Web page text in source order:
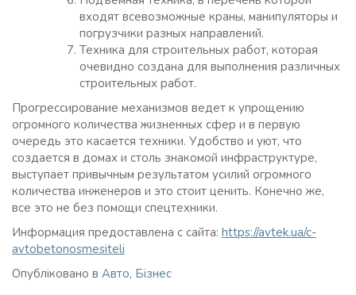
входят всевозможные краны, манипуляторы и
погрузчики разных направлений.
Техника для строительных работ, которая
очевидно создана для выполнения различных
строительных работ.
Прогрессирование механизмов ведет к упрощению
огромного количества жизненных сфер и в первую
очередь это касается техники. Удобство и уют, что
создается в домах и столь знакомой инфраструктуре,
выступает привычным результатом усилий огромного
количества инженеров и это стоит ценить. Конечно же,
все это не без помощи спецтехники.
Информация предоставлена с сайта: https://avtek.ua/c-
avtobetonosmesiteli
Опубліковано в Авто, Бізнес